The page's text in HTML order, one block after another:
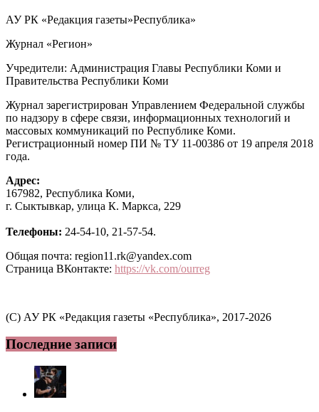
АУ РК «Редакция газеты»Республика»
Журнал «Регион»
Учредители: Администрация Главы Республики Коми и
Правительства Республики Коми
Журнал зарегистрирован Управлением Федеральной службы
по надзору в сфере связи, информационных технологий и
массовых коммуникаций по Республике Коми.
Регистрационный номер ПИ № ТУ 11-00386 от 19 апреля 2018
года.
Адрес:
167982, Республика Коми,
г. Сыктывкар, улица К. Маркса, 229
Телефоны: 24-54-10, 21-57-54.
Общая почта: region11.rk@yandex.com
Страница ВКонтакте: https://vk.com/ourreg
(C) АУ РК «Редакция газеты «Республика», 2017-2026
Последние записи